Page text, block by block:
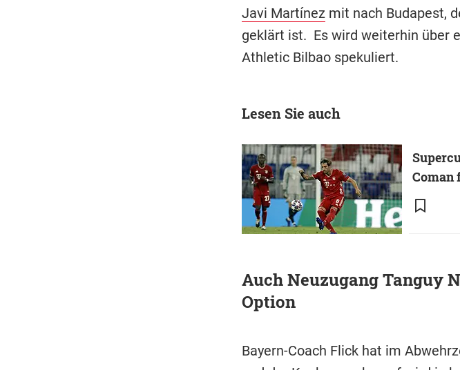
Javi Martínezmit nach Budapest,
geklärt ist. Es wird weiterhin über
Athletic Bilbao spekuliert.
Lesen Sie auch
Coman
Auch Neuzugang Tanguy
Option
Bayern-Coach Flick hat im